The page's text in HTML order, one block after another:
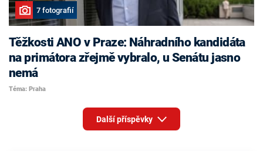
7 fotografií
Těžkosti ANO v Praze: Náhradního kandidáta
na primátora zřejmě vybralo, u Senátu jasno
nemá
Téma: Praha
Další příspěvky